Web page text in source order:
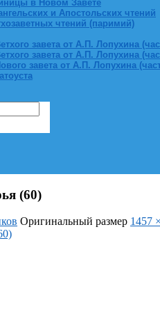
в Новом Завете
и Апостольских чтений
чтений (паримий)
завета от А.П. Лопухина
завета от А.П. Лопухина
завета от А.П. Лопухина
(60)
Оригинальный размер 1457